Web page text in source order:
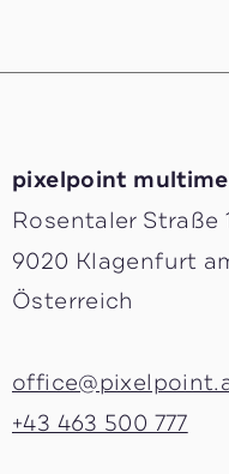
pixelpoint
Rosentaler Straße
9020 Klagenfurt
Österreich
+43 463 500 777